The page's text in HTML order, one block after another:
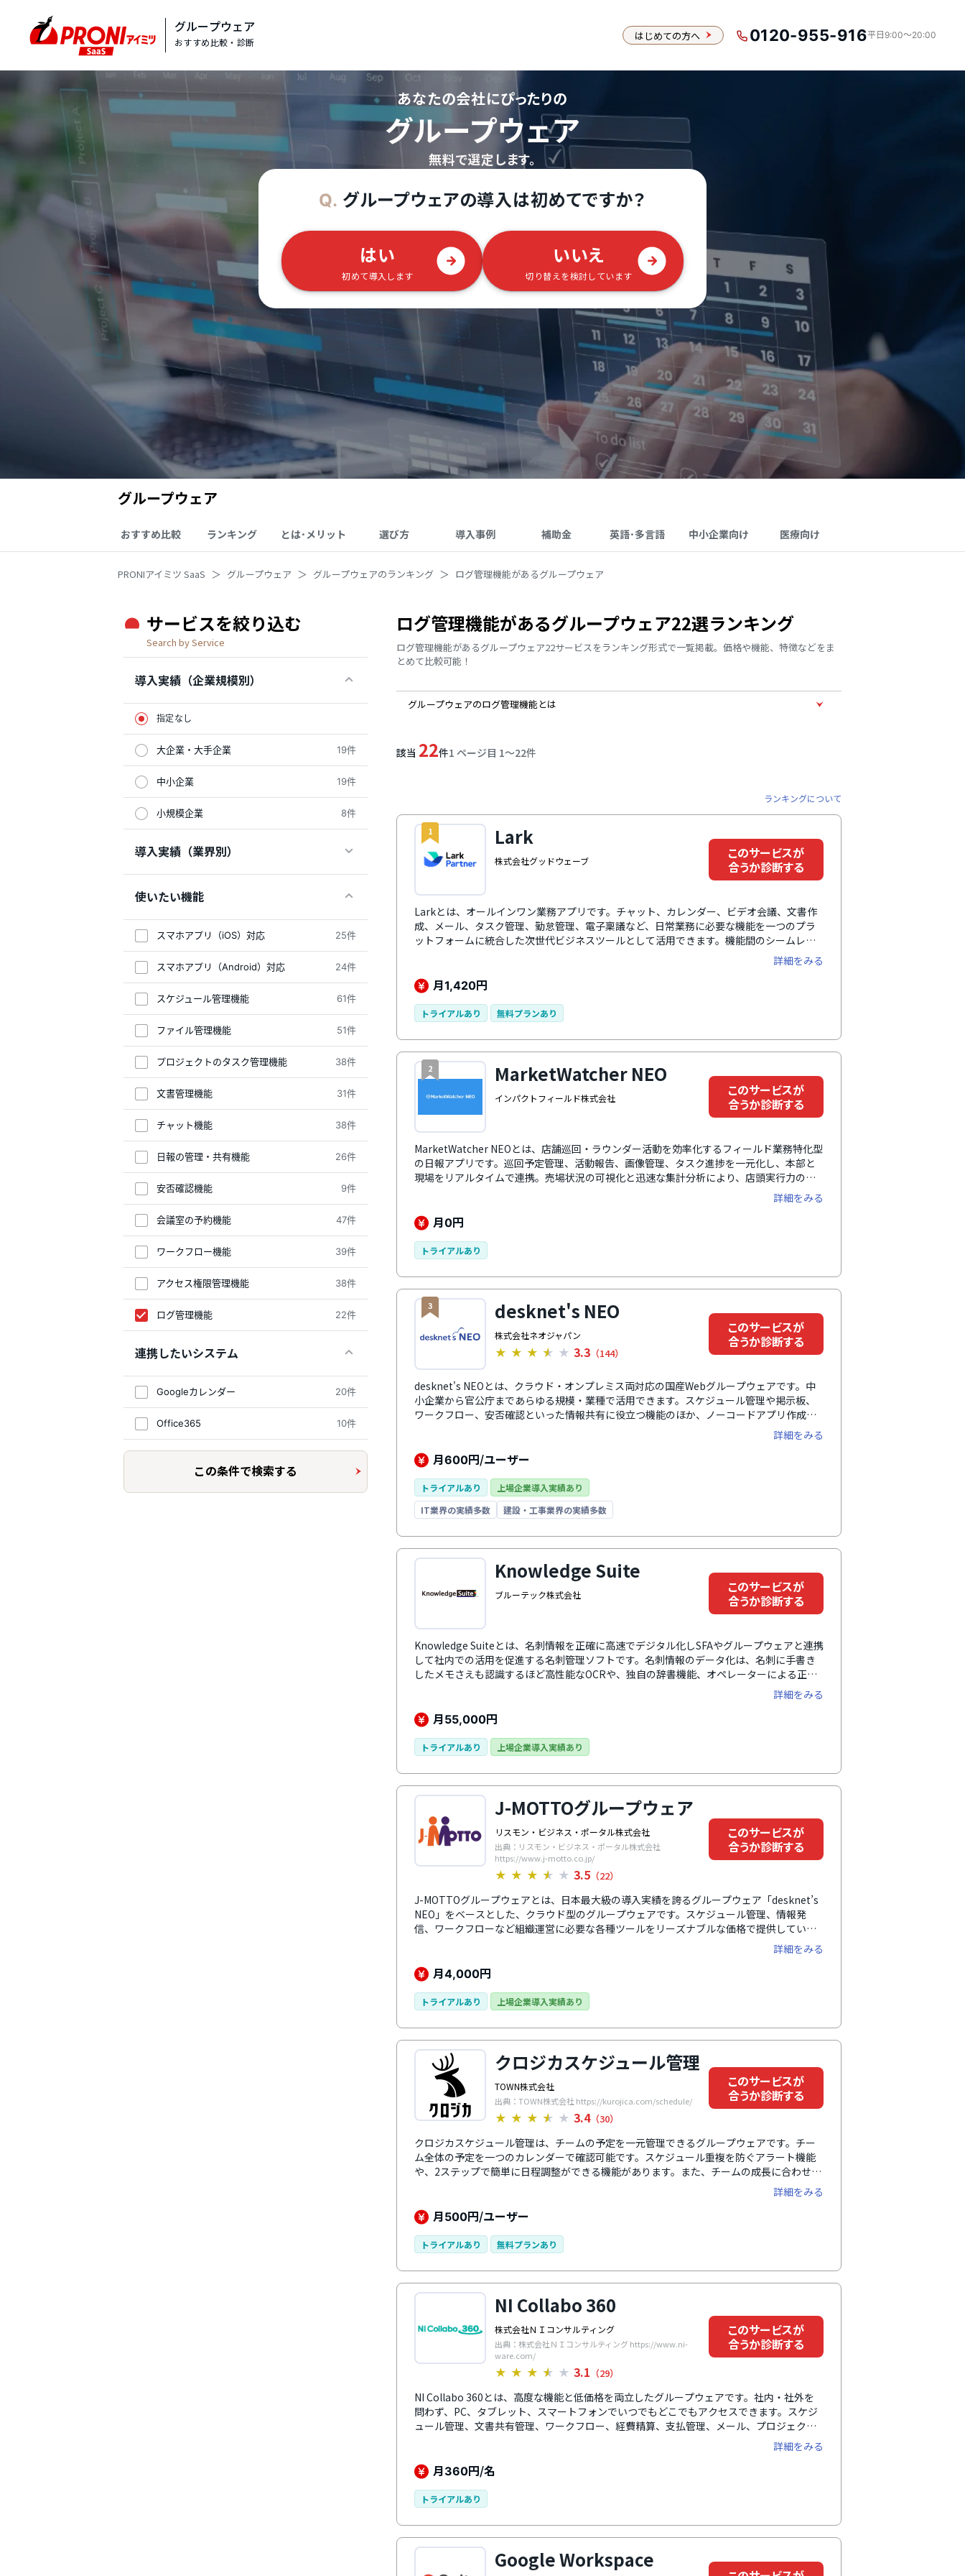
グループウェア
おすすめ比較・診断 はじめての方へ 0120-955-916平日9:00〜20:00
あなたの会社にぴったりの
グループウェア
無料で選定します。
Q. グループウェアの導入は初めてですか？
はい
初めて導入します
いいえ
切り替えを検討しています
グループウェア
おすすめ比較 ランキング とは･メリット 選び方 導入事例 補助金 英語･多言語 中小企業向け 医療向け
PRONIアイミツ SaaS グループウェア グループウェアのランキング ログ管理機能があるグループウェア
サービスを絞り込む
Search by Service
導入実績（企業規模別）
指定なし
大企業・大手企業 19件
中小企業 19件
小規模企業 8件
導入実績（業界別）
使いたい機能
スマホアプリ（iOS）対応 25件
スマホアプリ（Android）対応 24件
スケジュール管理機能 61件
ファイル管理機能 51件
プロジェクトのタスク管理機能 38件
文書管理機能 31件
チャット機能 38件
日報の管理・共有機能 26件
安否確認機能 9件
会議室の予約機能 47件
ワークフロー機能 39件
アクセス権限管理機能 38件
ログ管理機能 22件
連携したいシステム
Googleカレンダー 20件
Office365 10件
この条件で検索する
ログ管理機能があるグループウェア22選ランキング
ログ管理機能があるグループウェア22サービスをランキング形式で一覧掲載。価格や機能、特徴などをま
とめて比較可能！
グループウェアのログ管理機能とは
該当 22件1 ページ目 1〜22件
ランキングについて
1 Lark
株式会社グッドウェーブ
このサービスが
合うか診断する
Larkとは、オールインワン業務アプリです。チャット、カレンダー、ビデオ会議、文書作
成、メール、タスク管理、勤怠管理、電子稟議など、日常業務に必要な機能を一つのプラ
ットフォームに統合した次世代ビジネスツールとして活用できます。機能間のシームレス
な連携と多言語対応、自動文字起こし機能などにより、組織のコミュニケーションと業務
詳細をみる
月1,420円
トライアルあり 無料プランあり
2 MarketWatcher NEO
インパクトフィールド株式会社
このサービスが
合うか診断する
MarketWatcher NEOとは、店舗巡回・ラウンダー活動を効率化するフィールド業務特化型
の日報アプリです。巡回予定管理、活動報告、画像管理、タスク進捗を一元化し、本部と
現場をリアルタイムで連携。売場状況の可視化と迅速な集計分析により、店頭実行力の向
詳細をみる
月0円
トライアルあり
3 desknet's NEO
株式会社ネオジャパン
★ ★ ★ ★ ★ 3.3 （144）
このサービスが
合うか診断する
desknet's NEOとは、クラウド・オンプレミス両対応の国産Webグループウェアです。中
小企業から官公庁まであらゆる規模・業種で活用できます。スケジュール管理や掲示板、
ワークフロー、安否確認といった情報共有に役立つ機能のほか、ノーコードアプリ作成ツ
ールで紙やExcelを使う定型業務を効率化。社内の情報集約と業務改善を実現します。日本
企業向けの設計かつ直感的な操作感です。システムやITに不慣れな方でも使いやすく、充
実した活用支援と定期的な機能改善により導入後も安心して使い続けられます。
詳細をみる
月600円/ユーザー
トライアルあり
上場企業導入実績あり
IT業界の実績多数
建設・工事業界の実績多数
Knowledge Suite
ブルーテック株式会社
このサービスが
合うか診断する
Knowledge Suiteとは、名刺情報を正確に高速でデジタル化しSFAやグループウェアと連携
して社内での活用を促進する名刺管理ソフトです。名刺情報のデータ化は、名刺に手書き
したメモさえも認識するほど高性能なOCRや、独自の辞書機能、オペレーターによる正確
さ入力で反映されます。取り込んだ名刺情報は自動的にGRIDY SFAの顧客データに蓄積さ
れるため、活動情報などのデータを紐付けて一元管理が可能です。データ補正作業は、国
内スタッフが名刺情報を部分的に目視、修正するため安全にデータを保管できます。
詳細をみる
月55,000円
トライアルあり 上場企業導入実績あり
J-MOTTOグループウェア
リスモン・ビジネス・ポータル株式会社
出典：リスモン・ビジネス・ポータル株式会社
https://www.j-motto.co.jp/
★ ★ ★ ★ ★ 3.5 （22）
このサービスが
合うか診断する
J-MOTTOグループウェアとは、日本最大級の導入実績を誇るグループウェア「desknet’s
NEO」をベースとした、クラウド型のグループウェアです。スケジュール管理、情報発
信、ワークフローなど組織運営に必要な各種ツールをリーズナブルな価格で提供していま
す。パソコンが苦手な方でも直感的に操作できる、使いやすさ・見やすさこだわった画面
が特徴です。また、主要アプリはすべてスマートフォンに対応しているので、社外でも仕
事を進めることができます。通話料無料の電話・メール・チャット・無料セミナーなど、
経験豊富な専門スタッフによるサポート体制も充実しているため、専門知識がなくても安
心して利用できます。
詳細をみる
月4,000円
トライアルあり 上場企業導入実績あり
クロジカスケジュール管理
TOWN株式会社
出典：TOWN株式会社 https://kurojica.com/schedule/
★ ★ ★ ★ ★ 3.4（30）
このサービスが
合うか診断する
クロジカスケジュール管理は、チームの予定を一元管理できるグループウェアです。チー
ム全体の予定を一つのカレンダーで確認可能です。スケジュール重複を防ぐアラート機能
や、2ステップで簡単に日程調整ができる機能があります。また、チームの成長に合わせて
機能を追加でき、タイムカードやチャット、ワークフローシステムなどの便利な機能も豊
詳細をみる
月500円/ユーザー
トライアルあり 無料プランあり
NI Collabo 360
株式会社ＮＩコンサルティング
出典：株式会社ＮＩコンサルティング https://www.ni-
ware.com/
★ ★ ★ ★ ★ 3.1 （29）
このサービスが
合うか診断する
NI Collabo 360とは、高度な機能と低価格を両立したグループウェアです。社内・社外を
問わず、PC、タブレット、スマートフォンでいつでもどこでもアクセスできます。スケジ
ュール管理、文書共有管理、ワークフロー、経費精算、支払管理、メール、プロジェクト
管理、掲示板、テレワーク支援など、全33の豊富な機能を搭載しています。自分宛の通知
や企業内の情報を一画面に集約できるポータル機能が便利です。コラボリンク機能を使え
ば導入企業同士で情報共有ができ、取引先やグループ企業間での業務を効率化できるのも
特徴です。また、利用者ごとに言語とタイムゾーンを切り替えることができるグローバル
対応となっているため、世界中のどこでも利用可能です。
詳細をみる
月360円/名
トライアルあり
Google Workspace